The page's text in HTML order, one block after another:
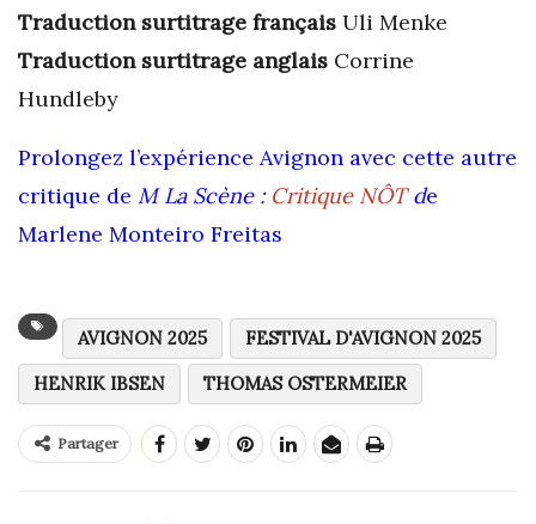
Traduction surtitrage français Uli Menke
Traduction surtitrage anglais Corrine
Hundleby
Prolongez l’expérience Avignon avec cette autre
critique de M La Scène : Critique NÔTde
Marlene Monteiro Freitas
AVIGNON 2025
FESTIVAL D'AVIGNON 2025
HENRIK IBSEN
THOMAS OSTERMEIER
Partager